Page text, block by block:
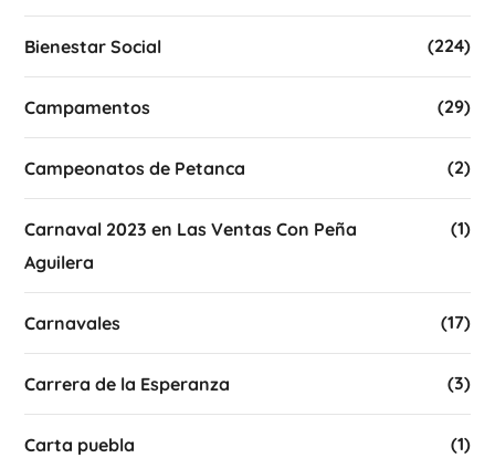
Bienestar Social (224)
Campamentos (29)
Campeonatos de Petanca (2)
Carnaval 2023 en Las Ventas Con Peña
Aguilera
(1)
Carnavales (17)
Carrera de la Esperanza (3)
Carta puebla (1)